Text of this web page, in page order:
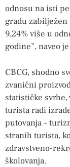
odnosu na isti
gradu
9,24% više u
godine”, naveo
CBCG, shodno
zvanični
statističke
turista radi
putovanja –
stranih turista,
zdravstveno-
školovanja.